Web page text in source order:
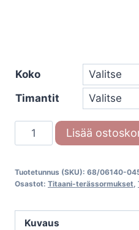
Koko
Timantit
Titaani-
terässormus
045-
määrä
Lisää
Tuotetunnus (SKU): 68/06140-
Osastot: Titaani-terässormukset
Kuvaus